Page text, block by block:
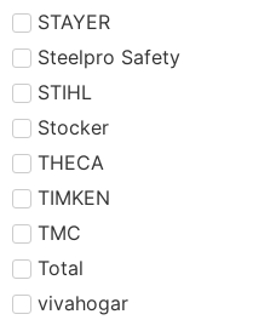
STAYER
Steelpro Safety
STIHL
Stocker
THECA
TIMKEN
TMC
Total
vivahogar